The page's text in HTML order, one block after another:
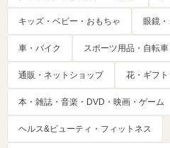
キッズ・ベビー・おもちゃ 眼鏡
車・バイク スポーツ用品・自転車
通販・ネットショップ 花・ギフ
本・雑誌・音楽・DVD・映画・ゲーム
ヘルス&ビューティ・フィットネス